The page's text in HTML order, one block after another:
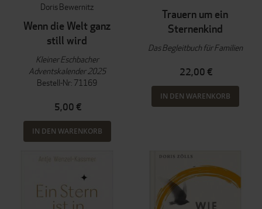
Doris Bewernitz
Wenn die Welt ganz
still wird
Kleiner Eschbacher
Adventskalender 2025
Bestell-Nr: 71169
5,00 €
IN DEN WARENKORB
Trauern um ein
Sternenkind
Das Begleitbuch für Familien
22,00 €
IN DEN WARENKORB